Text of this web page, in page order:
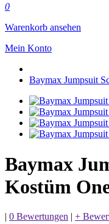
0
Warenkorb ansehen
Mein Konto
Baymax Jumpsuit
Baymax
Kostüm
| 0 Bewertungen | +